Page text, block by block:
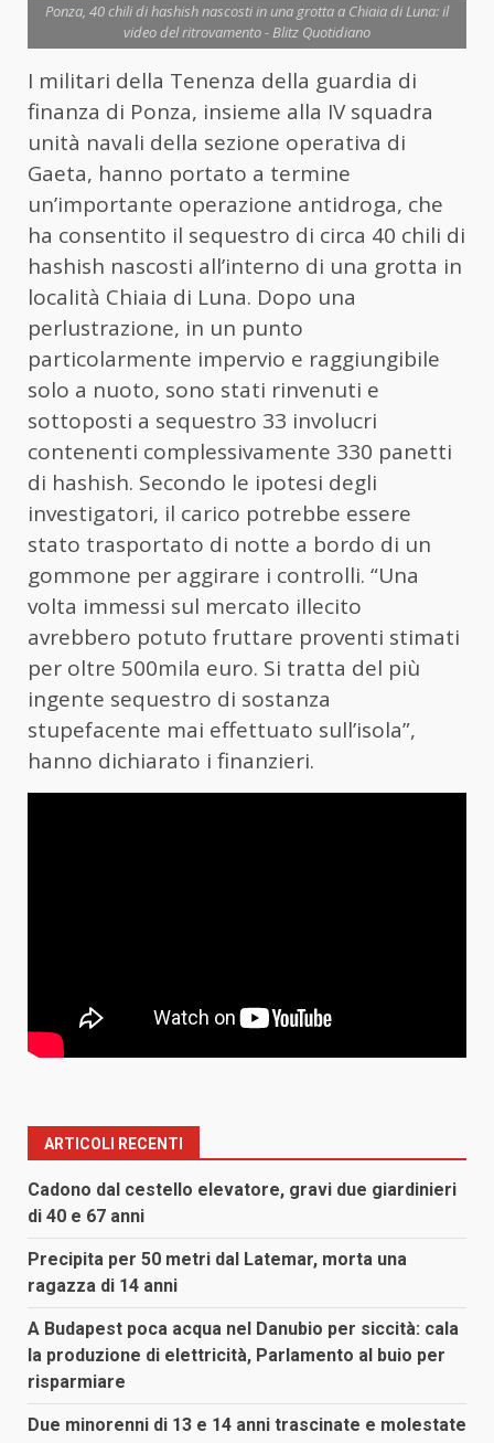
Ponza, 40 chili di hashish nascosti in una grotta a Chiaia di Luna: il
video del ritrovamento - Blitz Quotidiano
I militari della Tenenza della guardia di
finanza di Ponza, insieme alla IV squadra
unità navali della sezione operativa di
Gaeta, hanno portato a termine
un’importante operazione antidroga, che
ha consentito il sequestro di circa 40 chili di
hashish nascosti all’interno di una grotta in
località Chiaia di Luna. Dopo una
perlustrazione, in un punto
particolarmente impervio e raggiungibile
solo a nuoto, sono stati rinvenuti e
sottoposti a sequestro 33 involucri
contenenti complessivamente 330 panetti
di hashish. Secondo le ipotesi degli
investigatori, il carico potrebbe essere
stato trasportato di notte a bordo di un
gommone per aggirare i controlli. “Una
volta immessi sul mercato illecito
avrebbero potuto fruttare proventi stimati
per oltre 500mila euro. Si tratta del più
ingente sequestro di sostanza
stupefacente mai effettuato sull’isola”,
hanno dichiarato i finanzieri.
ARTICOLI RECENTI
Cadono dal cestello elevatore, gravi due giardinieri
di 40 e 67 anni
Precipita per 50 metri dal Latemar, morta una
ragazza di 14 anni
A Budapest poca acqua nel Danubio per siccità: cala
la produzione di elettricità, Parlamento al buio per
risparmiare
Due minorenni di 13 e 14 anni trascinate e molestate